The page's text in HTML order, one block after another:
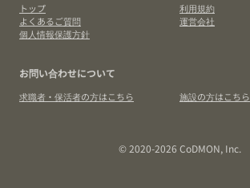
トップ
利用規約
よくあるご質問
運営会社
個人情報保護方針
お問い合わせについて
求職者・保活者の方はこちら 施設の方はこちら
© 2020-2026 CoDMON, Inc.